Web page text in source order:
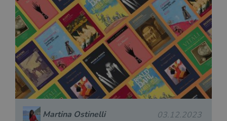
Martina Ostinelli 03.12.2023